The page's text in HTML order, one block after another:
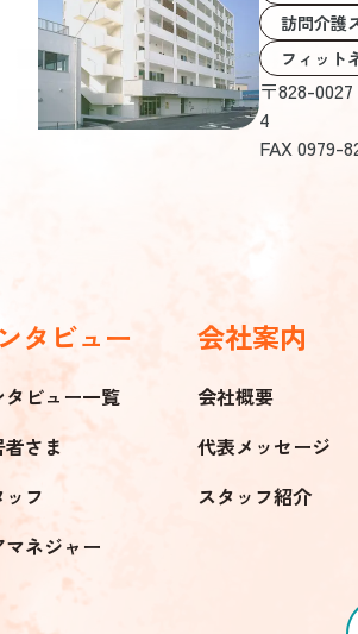
会社
訪問介護
フィット
〒828-
4
FAX 0979-
タビュー
タビュー一覧
者さま
フ
マネジャー
会社案内
会社概要
代表メッセージ
スタッフ紹介